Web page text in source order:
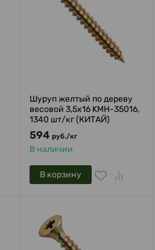
Шуруп желтый по дереву
весовой 3,5х16 KMH-35016,
1340 шт/кг (КИТАЙ)
594 руб./кг
В наличии
В корзину